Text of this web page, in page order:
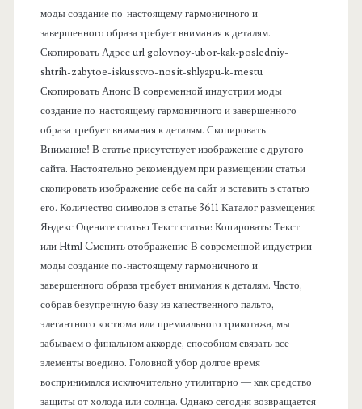
моды создание по-настоящему гармоничного и
завершенного образа требует внимания к деталям.
Скопировать Адрес url golovnoy-ubor-kak-posledniy-
shtrih-zabytoe-iskusstvo-nosit-shlyapu-k-mestu
Скопировать Анонс В современной индустрии моды
создание по-настоящему гармоничного и завершенного
образа требует внимания к деталям. Скопировать
Внимание! В статье присутствует изображение с другого
сайта. Настоятельно рекомендуем при размещении статьи
скопировать изображение себе на сайт и вставить в статью
его. Количество символов в статье 3611 Каталог размещения
Яндекс Оцените статью Текст статьи: Копировать: Текст
или Html Cменить отображение В современной индустрии
моды создание по-настоящему гармоничного и
завершенного образа требует внимания к деталям. Часто,
собрав безупречную базу из качественного пальто,
элегантного костюма или премиального трикотажа, мы
забываем о финальном аккорде, способном связать все
элементы воедино. Головной убор долгое время
воспринимался исключительно утилитарно — как средство
защиты от холода или солнца. Однако сегодня возвращается